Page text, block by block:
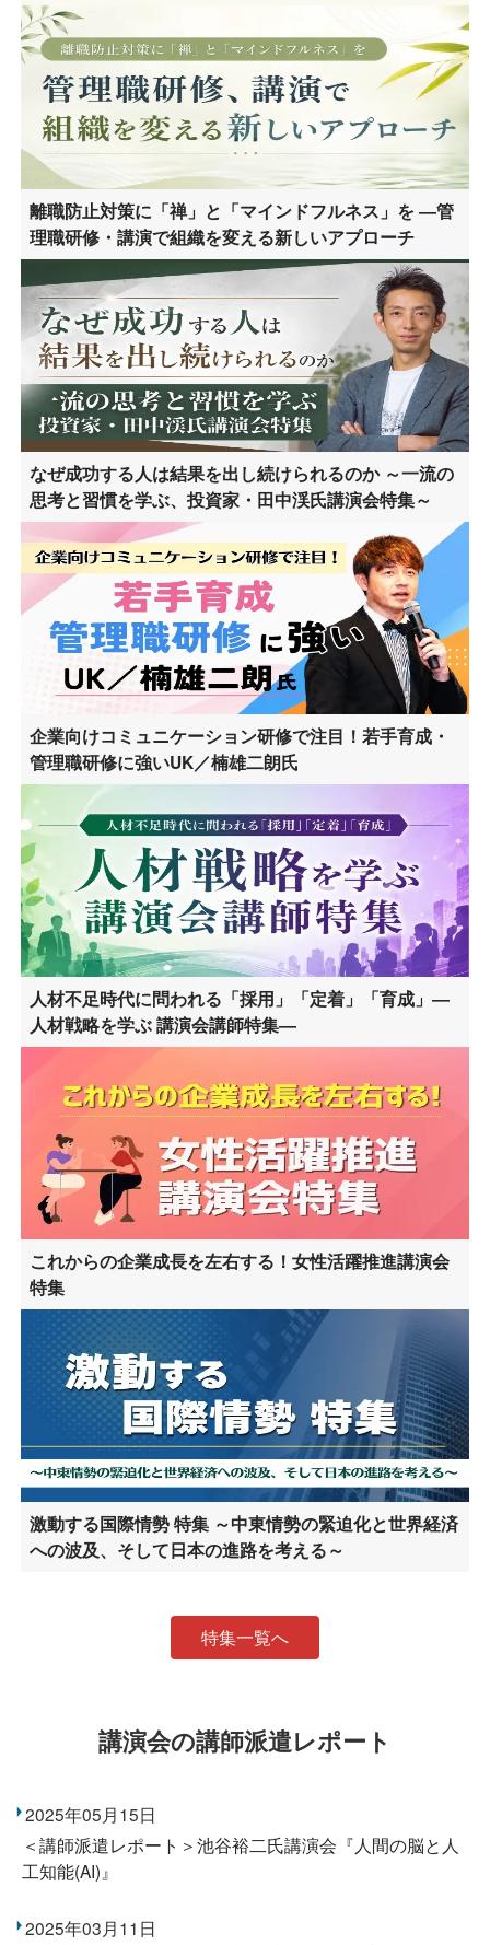
離職防止対策に「禅」と「マインドフルネス」を ―管
理職研修・講演で組織を変える新しいアプローチ
なぜ成功する人は結果を出し続けられるのか ～一流の
思考と習慣を学ぶ、投資家・田中渓氏講演会特集～
企業向けコミュニケーション研修で注目！若手育成・
管理職研修に強いUK／楠雄二朗氏
人材不足時代に問われる「採用」「定着」「育成」―
人材戦略を学ぶ 講演会講師特集―
これからの企業成長を左右する！女性活躍推進講演会
特集
激動する国際情勢 特集 ～中東情勢の緊迫化と世界経済
への波及、そして日本の進路を考える～
特集一覧へ
講演会の講師派遣レポート
2025年05月15日
＜講師派遣レポート＞池谷裕二氏講演会『人間の脳と人
工知能(AI)』
2025年03月11日